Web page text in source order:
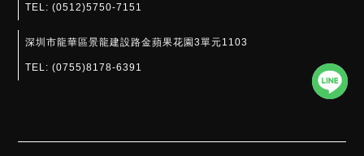
TEL:(0512)5750-7151
深圳市龍華區景龍建設路金蘋果花園3單元1103
TEL:(0755)8178-6391​